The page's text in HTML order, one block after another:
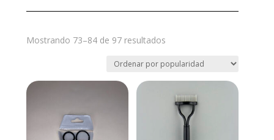
Mostrando 73–84 de 97 resultados
popularidad